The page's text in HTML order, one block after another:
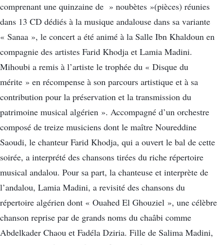
comprenant une quinzaine de » noubètes »(pièces) réunies
dans 13 CD dédiés à la musique andalouse dans sa variante
« Sanaa », le concert a été animé à la Salle Ibn Khaldoun en
compagnie des artistes Farid Khodja et Lamia Madini.
Mihoubi a remis à l’artiste le trophée du « Disque du
mérite » en récompense à son parcours artistique et à sa
contribution pour la préservation et la transmission du
patrimoine musical algérien ». Accompagné d’un orchestre
composé de treize musiciens dont le maître Noureddine
Saoudi, le chanteur Farid Khodja, qui a ouvert le bal de cette
soirée, a interprété des chansons tirées du riche répertoire
musical andalou. Pour sa part, la chanteuse et interprète de
l’andalou, Lamia Madini, a revisité des chansons du
répertoire algérien dont « Ouahed El Ghouziel », une célèbre
chanson reprise par de grands noms du chaâbi comme
Abdelkader Chaou et Fadéla Dziria. Fille de Salima Madini,